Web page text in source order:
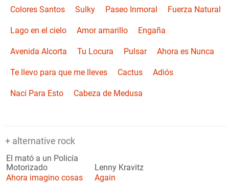
Colores Santos Sulky Paseo Inmoral Fuerza Natural
Lago en el cielo Amor amarillo Engaña
Avenida Alcorta Tu Locura Pulsar Ahora es Nunca
Te llevo para que me lleves Cactus Adiós
Nací Para Esto Cabeza de Medusa
+ alternative rock
El mató a un Policía
Motorizado
Ahora imagino cosas
Lenny Kravitz
Again